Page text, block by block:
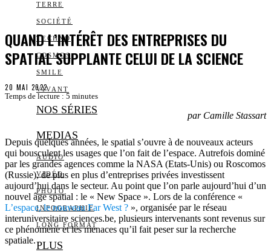
TERRE
SOCIÉTÉ
TECHNO
COSMOS
SMILE
VIVANT
NOS SÉRIES
MEDIAS
AUDIO
VIDÉO
PHOTO
INFOGRAPHIE
LONG FORMAT
PLUS
QUAND L’INTÉRÊT DES ENTREPRISES DU
SPATIAL SUPPLANTE CELUI DE LA SCIENCE
20 MAI 2022
Temps de lecture : 5 minutes
par Camille Stassart
Depuis quelques années, le spatial s’ouvre à de nouveaux acteurs
qui bousculent les usages que l’on fait de l’espace. Autrefois dominé
par les grandes agences comme la NASA (Etats-Unis) ou Roscomos
(Russie), de plus en plus d’entreprises privées investissent
aujourd’hui dans le secteur. Au point que l’on parle aujourd’hui d’un
nouvel âge spatial : le « New Space ». Lors de la conférence «
L’espace, le nouveau Far West ? », organisée par le réseau
interuniversitaire sciences.be, plusieurs intervenants sont revenus sur
ce phénomène et les menaces qu’il fait peser sur la recherche
spatiale.